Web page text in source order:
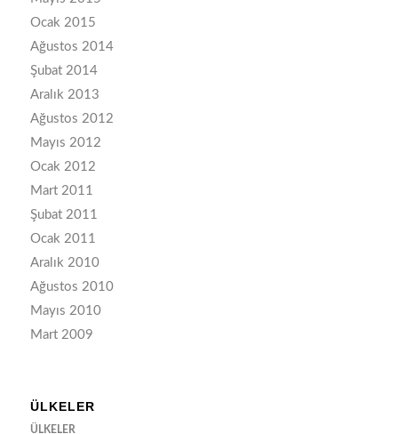
Ocak 2015
Ağustos 2014
Şubat 2014
Aralık 2013
Ağustos 2012
Mayıs 2012
Ocak 2012
Mart 2011
Şubat 2011
Ocak 2011
Aralık 2010
Ağustos 2010
Mayıs 2010
Mart 2009
ÜLKELER
ÜLKELER